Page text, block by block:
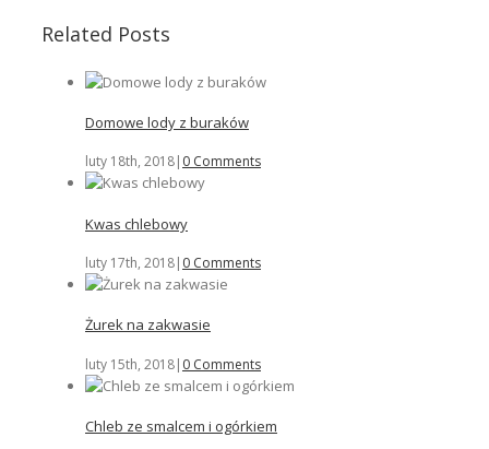
Related Posts
Domowe lody z buraków
luty 18th, 2018 0 Comments
Kwas chlebowy
luty 17th, 2018| 0 Comments
Żurek na zakwasie
luty 15th, 2018| 0 Comments
Chleb ze smalcem i ogórkiem